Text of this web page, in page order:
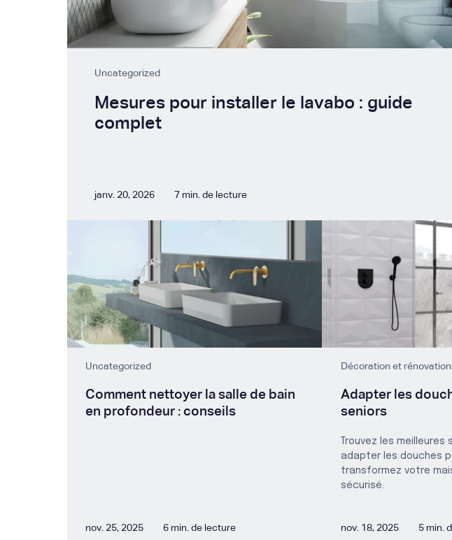
Uncategorized
Mesures pour installer le lavabo : guide
complet
janv. 20, 2026 7 min. de lecture
Uncategorized
Comment nettoyer la salle de bain
en profondeur : conseils
nov. 25, 2025 6 min. de lecture
Décoration et
Adapter les
seniors
Trouvez les meilleures
adapter les douches
transformez votre
sécurisé.
nov. 18, 2025 5 min.